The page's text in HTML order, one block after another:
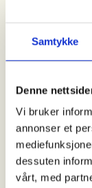
Samtykke
Denne
Vi bruker
annonser et
dessuten
vårt, med
Ett stort
Denne
Nord Hella
Vi prøver å
biler skal det
kjøre selv er